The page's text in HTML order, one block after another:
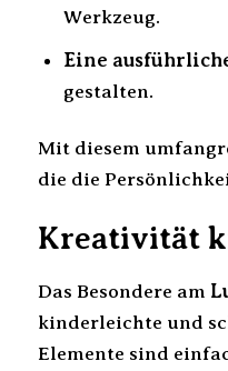
Werkzeug.
Eine
gestalten.
Mit diesem
die die
Kreativität
Das Besondere am
kinderleichte und
Elemente sind